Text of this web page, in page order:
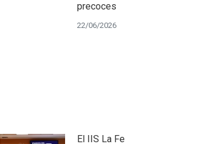
precoces
22/06/2026
El IIS La Fe